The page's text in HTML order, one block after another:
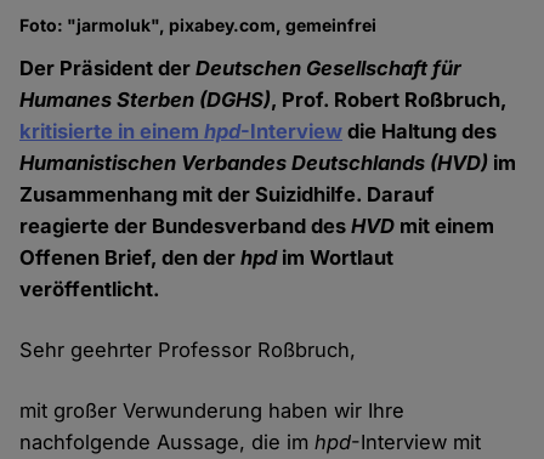
Foto: "jarmoluk", pixabey.com, gemeinfrei
Der Präsident derDeutschen Gesellschaft für
Humanes Sterben (DGHS), Prof. Robert Roßbruch,
kritisierte in einemhpd-Interview die Haltung des
Humanistischen Verbandes Deutschlands (HVD) im
Zusammenhang mit der Suizidhilfe. Darauf
reagierte der Bundesverband desHVD mit einem
Offenen Brief, den derhpdim Wortlaut
veröffentlicht.
Sehr geehrter Professor Roßbruch,
mit großer Verwunderung haben wir Ihre
nachfolgende Aussage, die imhpd-Interview mit